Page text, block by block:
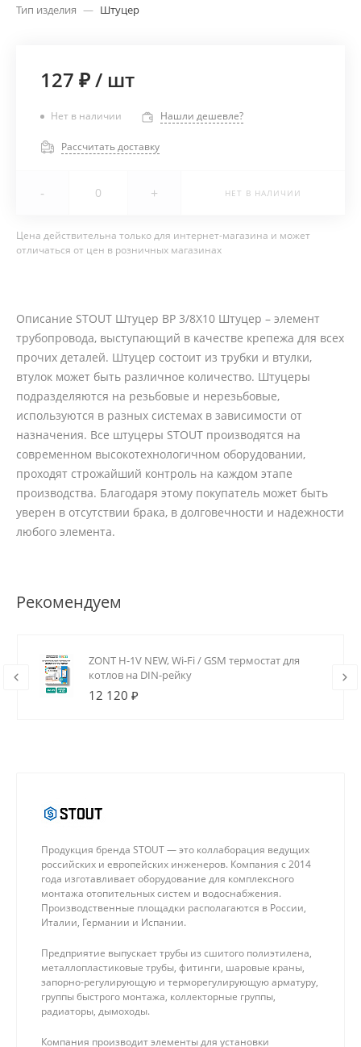
Тип изделия — Штуцер
127 ₽/ шт
Нет в наличии Нашли дешевле?
Рассчитать доставку
- + НЕТ В НАЛИЧИИ
Цена действительна только для интернет-магазина и может
отличаться от цен в розничных магазинах
Описание STOUT Штуцер ВР 3/8X10 Штуцер – элемент
трубопровода, выступающий в качестве крепежа для всех
прочих деталей. Штуцер состоит из трубки и втулки,
втулок может быть различное количество. Штуцеры
подразделяются на резьбовые и нерезьбовые,
используются в разных системах в зависимости от
назначения. Все штуцеры STOUT производятся на
современном высокотехнологичном оборудовании,
проходят строжайший контроль на каждом этапе
производства. Благодаря этому покупатель может быть
уверен в отсутствии брака, в долговечности и надежности
любого элемента.
Рекомендуем
ZONT H-1V NEW, Wi-Fi / GSM термостат для
котлов на DIN-рейку
12 120 ₽
Продукция бренда STOUT — это коллаборация ведущих
российских и европейских инженеров. Компания с 2014
года изготавливает оборудование для комплексного
монтажа отопительных систем и водоснабжения.
Производственные площадки располагаются в России,
Италии, Германии и Испании.
Предприятие выпускает трубы из сшитого полиэтилена,
металлопластиковые трубы, фитинги, шаровые краны,
запорно-регулирующую и терморегулирующую арматуру,
группы быстрого монтажа, коллекторные группы,
радиаторы, дымоходы.
Компания производит элементы для установки